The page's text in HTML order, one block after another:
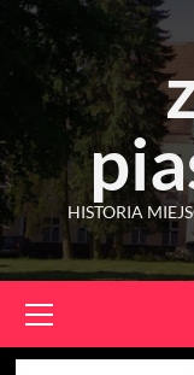
Skip
content
HISTORIA
Menu